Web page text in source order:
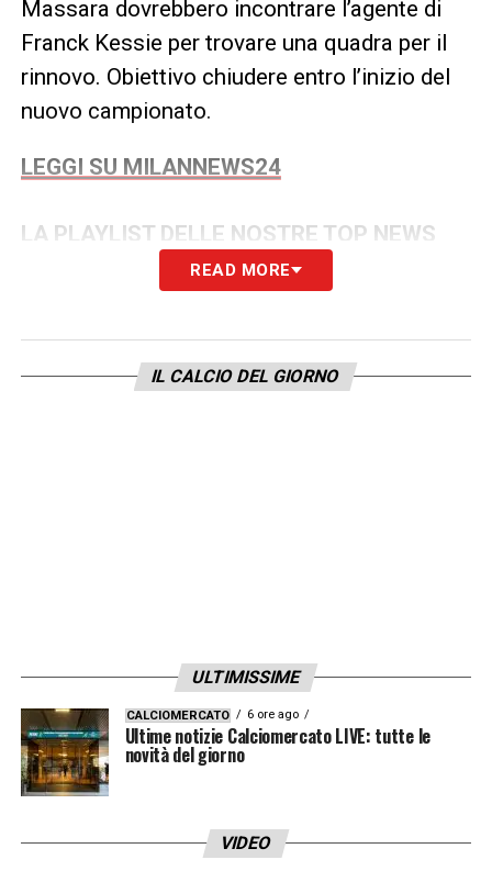
Massara dovrebbero incontrare l’agente di
Franck Kessie per trovare una quadra per il
rinnovo. Obiettivo chiudere entro l’inizio del
nuovo campionato.
LEGGI SU MILANNEWS24
LA PLAYLIST DELLE NOSTRE TOP NEWS
READ MORE
IL CALCIO DEL GIORNO
ULTIMISSIME
CALCIOMERCATO 6 ore ago
Ultime notizie Calciomercato LIVE: tutte le
novità del giorno
VIDEO